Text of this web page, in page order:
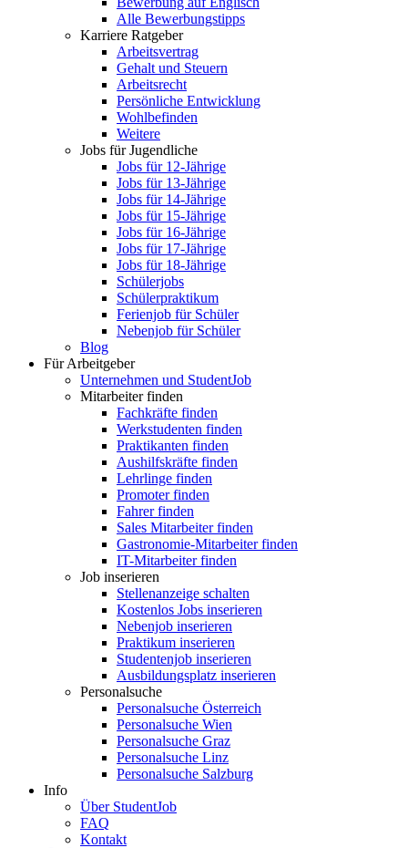
Alle Bewerbungstipps
Karriere Ratgeber
Arbeitsvertrag
Gehalt und Steuern
Arbeitsrecht
Persönliche Entwicklung
Wohlbefinden
Weitere
Jobs für Jugendliche
Jobs für 12-Jährige
Jobs für 13-Jährige
Jobs für 14-Jährige
Jobs für 15-Jährige
Jobs für 16-Jährige
Jobs für 17-Jährige
Jobs für 18-Jährige
Schülerjobs
Schülerpraktikum
Ferienjob für Schüler
Nebenjob für Schüler
Blog
Für Arbeitgeber
Unternehmen und StudentJob
Mitarbeiter finden
Fachkräfte finden
Werkstudenten finden
Praktikanten finden
Aushilfskräfte finden
Lehrlinge finden
Promoter finden
Fahrer finden
Sales Mitarbeiter finden
Gastronomie-Mitarbeiter finden
IT-Mitarbeiter finden
Job inserieren
Stellenanzeige schalten
Kostenlos Jobs inserieren
Nebenjob inserieren
Praktikum inserieren
Studentenjob inserieren
Ausbildungsplatz inserieren
Personalsuche
Personalsuche Österreich
Personalsuche Wien
Personalsuche Graz
Personalsuche Linz
Personalsuche Salzburg
Info
Über StudentJob
FAQ
Kontakt